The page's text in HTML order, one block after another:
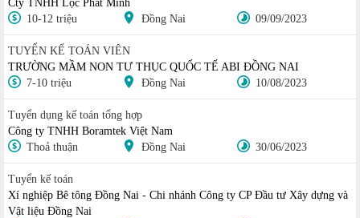
Cty TNHH Lộc Phát Minh
10-12 triệu
Đồng Nai 09/09/2023
TUYỂN KẾ TOÁN VIÊN
TRƯỜNG MẦM NON TƯ THỤC QUỐC TẾ ABI ĐỒNG NAI
7-10 triệu
Đồng Nai 10/08/2023
Tuyển dụng kế toán tổng hợp
Công ty TNHH Boramtek Việt Nam
Thoả thuận
Đồng Nai 30/06/2023
Tuyển kế toán
Xí nghiệp Bê tông Đồng Nai - Chi nhánh Công ty CP Đầu tư Xây dựng và
Vật liệu Đồng Nai